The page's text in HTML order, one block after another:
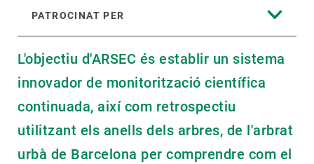
PATROCINAT PER
L'objectiu d'ARSEC és establir un sistema
innovador de monitorització científica
continuada, així com retrospectiu
utilitzant els anells dels arbres, de l'arbrat
urbà de Barcelona per comprendre com el